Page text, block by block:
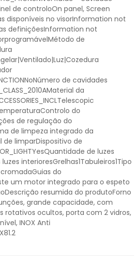
de controloOn panel, Screen
disponíveis no visorInformation not
definiçõesInformation not
de
de cavidades
da
do
de regulação do
de limpeza integrado da
limparDispositivo de
de luzes
interioresGrelhas1Tabuleiros1Tipo
do
um motor integrado para o espeto
resumida do produtoForno
grande capacidade, com
rotativos ocultos, porta com 2 vidros,
INOX Anti